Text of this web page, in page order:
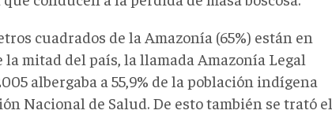
cuadrados de la Amazonía (65%) están en
mitad del país, la llamada Amazonía Legal
albergaba a 55,9% de la población indígena
Nacional de Salud. De esto también se trató el